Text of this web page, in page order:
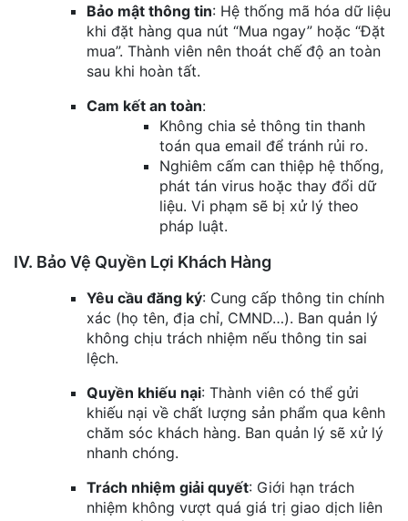
Bảo mật thông tin: Hệ thống mã hóa dữ liệu
khi đặt hàng qua nút “Mua ngay” hoặc “Đặt
mua”. Thành viên nên thoát chế độ an toàn
sau khi hoàn tất.
Cam kết an toàn:
Không chia sẻ thông tin thanh
toán qua email để tránh rủi ro.
Nghiêm cấm can thiệp hệ thống,
phát tán virus hoặc thay đổi dữ
liệu. Vi phạm sẽ bị xử lý theo
pháp luật.
IV. Bảo Vệ Quyền Lợi Khách Hàng
Yêu cầu đăng ký: Cung cấp thông tin chính
xác (họ tên, địa chỉ, CMND…). Ban quản lý
không chịu trách nhiệm nếu thông tin sai
lệch.
Quyền khiếu nại: Thành viên có thể gửi
khiếu nại về chất lượng sản phẩm qua kênh
chăm sóc khách hàng. Ban quản lý sẽ xử lý
nhanh chóng.
Trách nhiệm giải quyết: Giới hạn trách
nhiệm không vượt quá giá trị giao dịch liên